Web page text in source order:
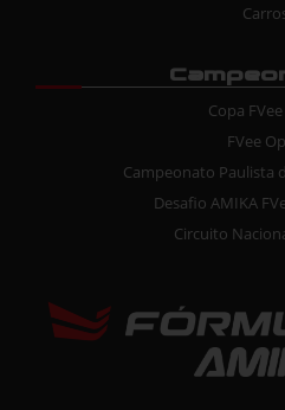
Copa FVee
FVee
Campeonato Paulista
Desafio AMIKA
Circuito